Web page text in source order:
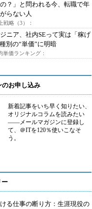
？」と問われる今、転職で年
らない人
戦略（3）：
ニア、社内SEって実は「稼げ
別の“単価”に明暗
価ランキング：
お申し込み
新着記事をいち早く知りたい、
オリジナルコラムを読みたい
――メールマガジンに登録し
て、＠ITを120％使いこなそ
う。
ー
る仕事の断り方：生涯現役の